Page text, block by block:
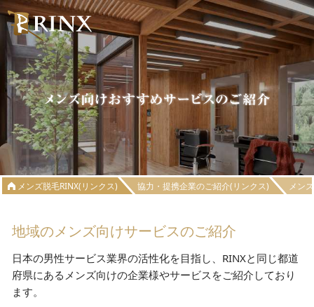
メンズ脱毛RINX(リンクス) 協力・提携企業のご紹介(リンクス) メン
地域のメンズ向けサービスのご紹介
日本の男性サービス業界の活性化を目指し、RINXと同じ都道
府県にあるメンズ向けの企業様やサービスをご紹介しており
ます。